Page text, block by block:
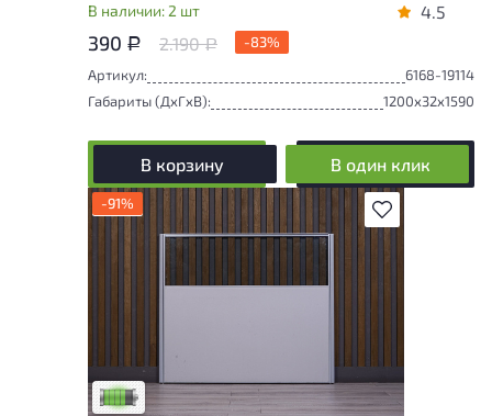
В наличии: 2 шт 4.5
390 Р 2.190Р
-83%
Артикул:
6168-19114
Габариты (ДxГxВ):
1200x32x1590
В корзину В один клик
В избранное
-91%
следы эксплуатации, не влияющие на
Низкая степень износа